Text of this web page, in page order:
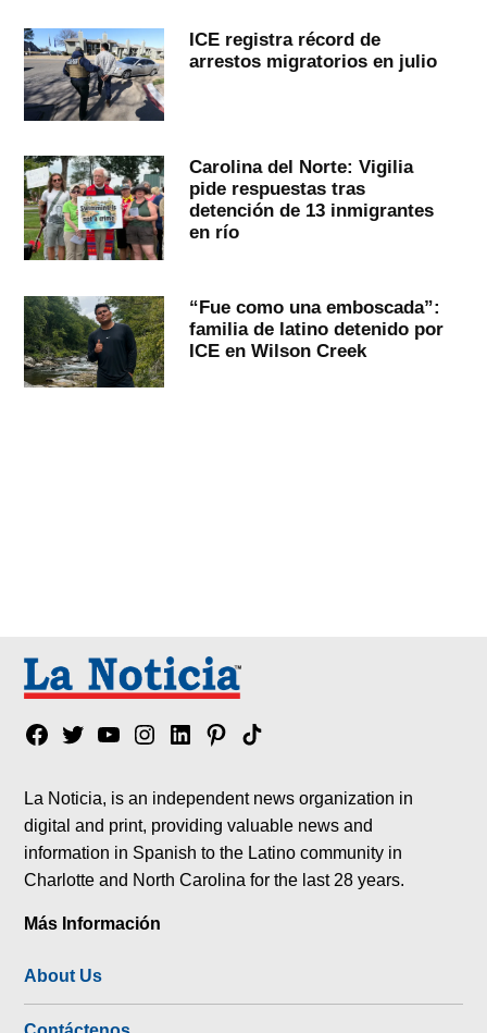
ICE registra récord de
arrestos migratorios en julio
Carolina del Norte: Vigilia
pide respuestas tras
detención de 13 inmigrantes
en río
“Fue como una emboscada”:
familia de latino detenido por
ICE en Wilson Creek
Facebook
TwitterYouTubeInstagram
LinkedinPinterest
Tik
La Noticia, is an independent news organization in
digital and print, providing valuable news and
information in Spanish to the Latino community in
Charlotte and North Carolina for the last 28 years.
Más Información
About Us